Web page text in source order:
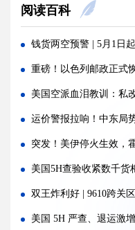
海运价格九连涨，外贸
警报!美国海关连发四道
百运网邀您来上海双年
百运网端午假期不打烊
高光时刻 | 百运网携“稳达美国”
疯涨!海运巨头集体抬价
蓄势扩容，焕新启航 | 百运
假期不打烊 | 百运网运作中心五
炸了！欧盟疯狂翻旧账
阅读百科
钱货两空预警 | 5月1日起，目的港
重磅！以色列邮政正式恢
美国空派血泪教训：私改包
运价警报拉响！中东局势发酵，国
突发！美伊停火生效，霍尔木
美国5H查验收紧数千货柜被扣
双王炸利好 | 9610跨关区退货
美国 5H 严查、退运激增!美线